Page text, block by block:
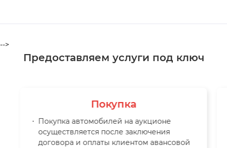
-->
Предоставляем услуги под ключ
Покупка
Покупка автомобилей на аукционе
осуществляется после заключения
договора и оплаты клиентом авансовой